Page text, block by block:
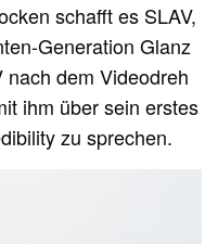
schafft es SLAV,
Generation Glanz
dem Videodreh
ihm über sein erstes
zu sprechen.